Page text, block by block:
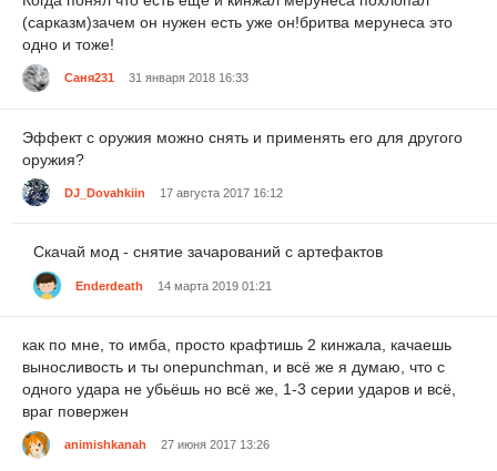
(сарказм)зачем он нужен есть уже он!бритва мерунеса это
одно и тоже!
Саня231 31 января 2018 16:33
Эффект с оружия можно снять и применять его для другого
оружия?
DJ_Dovahkiin 17 августа 2017 16:12
Скачай мод - снятие зачарований с артефактов
Enderdeath 14 марта 2019 01:21
как по мне, то имба, просто крафтишь 2 кинжала, качаешь
выносливость и ты onepunchman, и всё же я думаю, что с
одного удара не убьёшь но всё же, 1-3 серии ударов и всё,
враг повержен
animishkanah 27 июня 2017 13:26